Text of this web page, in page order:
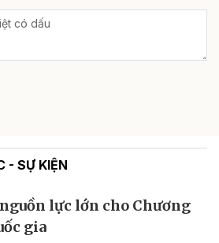
- SỰ KIỆN
lực lớn cho Chương
gia